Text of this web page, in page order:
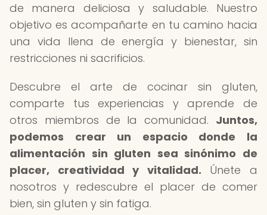
de manera deliciosa y saludable. Nuestro
objetivo es acompañarte en tu camino hacia
una vida llena de energía y bienestar, sin
restricciones ni sacrificios.
Descubre el arte de cocinar sin gluten,
comparte tus experiencias y aprende de
otros miembros de la comunidad. Juntos,
podemos crear un espacio donde la
alimentación sin gluten sea sinónimo de
placer, creatividad y vitalidad. Únete a
nosotros y redescubre el placer de comer
bien, sin gluten y sin fatiga.